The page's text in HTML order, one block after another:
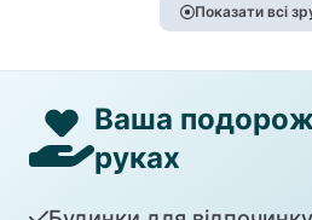
Показати всі
Ваша подорож
руках